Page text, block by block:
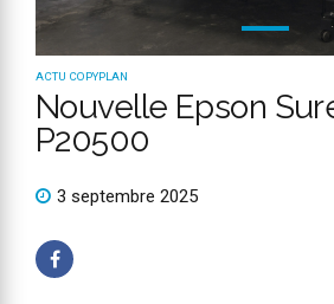
ACTU COPYPLAN
Nouvelle Epson
P20500
3 septembre 2025